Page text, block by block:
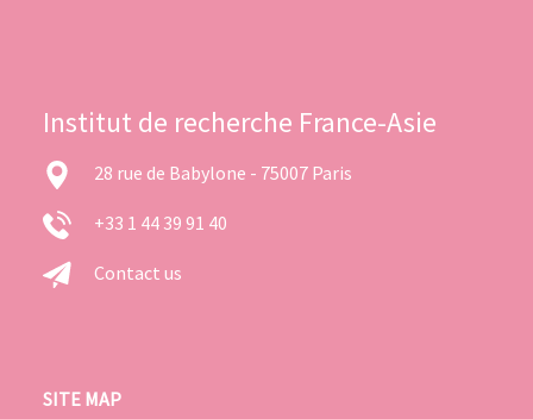
Institut de recherche France-Asie
28 rue de Babylone - 75007 Paris
+33 1 44 39 91 40
Contact us
SITE MAP